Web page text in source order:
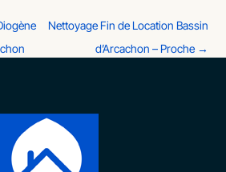
Nettoyage Fin de Location Bassin
d’Arcachon – Proche →